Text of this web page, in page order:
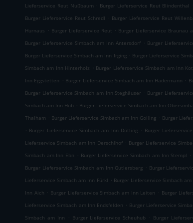
Lieferservice Reut Nußbaum . Burger Lieferservice Reut Blindenthal
Burger Lieferservice Reut Schredl . Burger Lieferservice Reut
Hurnaus . Burger Lieferservice Reut . Burger Lieferservice Braunau
Burger Lieferservice Simbach am Inn Antersdorf . Burger
Burger Lieferservice Simbach am Inn Irging . Burger Lieferservice
Simbach am Inn Hinterholz . Burger Lieferservice Simbach am Inn
Inn Eggstetten . Burger Lieferservice Simbach am Inn Hadermann .
Burger Lieferservice Simbach am Inn Steghäuser . Burger
Simbach am Inn Hub . Burger Lieferservice Simbach am Inn
Thalham . Burger Lieferservice Simbach am Inn Golling . Burger
. Burger Lieferservice Simbach am Inn Dötling . Burger
Lieferservice Simbach am Inn Derschlhof . Burger Lieferservice
Simbach am Inn Ebn . Burger Lieferservice Simbach am Inn Stempl .
Burger Lieferservice Simbach am Inn Gutlersberg . Burger
Lieferservice Simbach am Inn Fürkl . Burger Lieferservice Simbach
Inn Aich . Burger Lieferservice Simbach am Inn Leiten . Burger
Lieferservice Simbach am Inn Endsfelden . Burger Lieferservice
Simbach am Inn
. Burger Lieferservice Scheuhub . Burger